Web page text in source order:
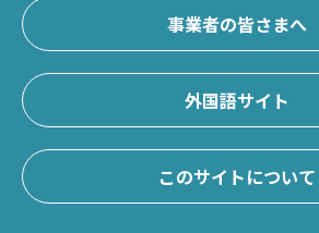
事業者の皆さまへ
外国語サイト
このサイトについて